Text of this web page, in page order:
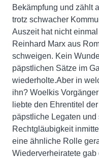
Bekämpfung und zählt
trotz schwacher
Auszeit hat nicht
Reinhard Marx aus
schweigen. Kein
päpstlichen Sätze im
wiederholte.Aber in
ihn? Woelkis
liebte den Ehrentitel
päpstliche Legaten
Rechtgläubigkeit
eine ähnliche Rolle
Wiederverheiratete